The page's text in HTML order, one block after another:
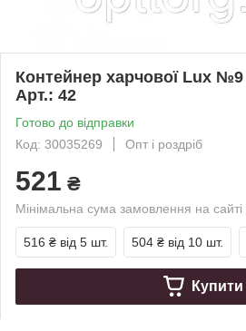
Контейнер харчової Lux
Арт.: 42
Готово до відправки
Код: 30035269
Опт і роздріб
521 ₴
Мінімальна сума замовлення на
516 ₴ від 5 шт. 504 ₴ від 10 шт.
Купити